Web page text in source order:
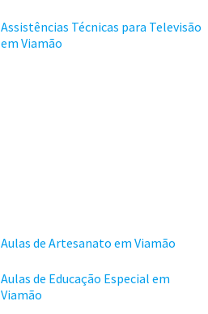
Assistências Técnicas para Televisão
em Viamão
Aulas de Artesanato em Viamão
Aulas de Educação Especial em
Viamão